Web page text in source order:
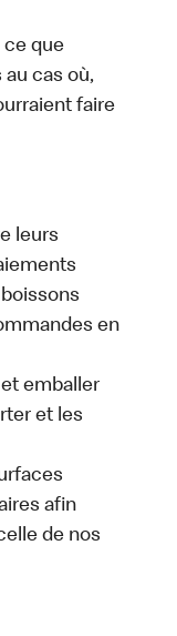
ce que
cas où,
faire
leurs
en
emballer
et les
afin
de nos